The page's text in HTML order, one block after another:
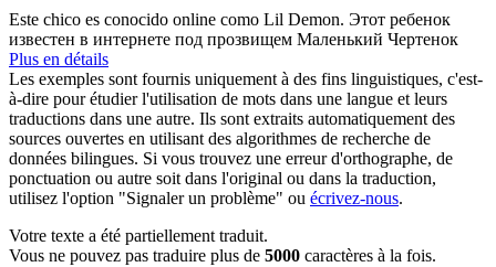
Este chico es conocido online como Lil Demon. Этот ребенок
известен в интернете под прозвищем Маленький Чертенок
Plus en détails
Les exemples sont fournis uniquement à des fins linguistiques, c'est-
à-dire pour étudier l'utilisation de mots dans une langue et leurs
traductions dans une autre. Ils sont extraits automatiquement des
sources ouvertes en utilisant des algorithmes de recherche de
données bilingues. Si vous trouvez une erreur d'orthographe, de
ponctuation ou autre soit dans l'original ou dans la traduction,
utilisez l'option "Signaler un problème" ou écrivez-nous.
Votre texte a été partiellement traduit.
Vous ne pouvez pas traduire plus de 5000 caractères à la fois.